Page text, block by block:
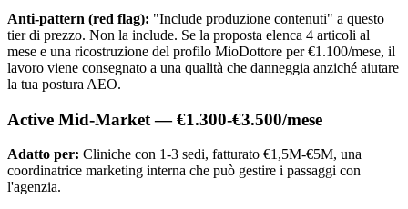
Anti-pattern (red flag): "Include produzione contenuti" a questo
tier di prezzo. Non la include. Se la proposta elenca 4 articoli al
mese e una ricostruzione del profilo MioDottore per €1.100/mese, il
lavoro viene consegnato a una qualità che danneggia anziché aiutare
la tua postura AEO.
Active Mid-Market — €1.300-€3.500/mese
Adatto per: Cliniche con 1-3 sedi, fatturato €1,5M-€5M, una
coordinatrice marketing interna che può gestire i passaggi con
l'agenzia.